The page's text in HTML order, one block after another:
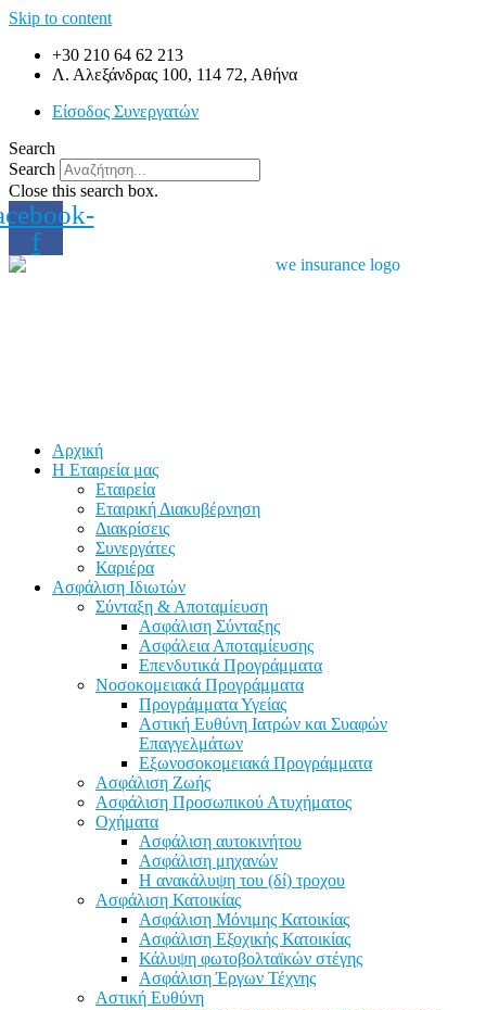
Skip to content
+30 210 64 62 213
Λ. Αλεξάνδρας 100, 114 72, Αθήνα
Είσοδος Συνεργατών
Search
Search
Close this search box.
f
Αρχική
Η Εταιρεία μας
Εταιρεία
Εταιρική Διακυβέρνηση
Διακρίσεις
Συνεργάτες
Καριέρα
Ασφάλιση Ιδιωτών
Σύνταξη & Αποταμίευση
Ασφάλιση Σύνταξης
Ασφάλεια Αποταμίευσης
Επενδυτικά Προγράμματα
Νοσοκομειακά Προγράμματα
Προγράμματα Υγείας
Αστική Ευθύνη Ιατρών και Συαφών
Επαγγελμάτων
Εξωνοσοκομειακά Προγράμματα
Ασφάλιση Ζωής
Ασφάλιση Προσωπικού Ατυχήματος
Οχήματα
Ασφάλιση αυτοκινήτου
Ασφάλιση μηχανών
Η ανακάλυψη του (δί) τροχου
Ασφάλιση Κατοικίας
Ασφάλιση Μόνιμης Κατοικίας
Ασφάλιση Εξοχικής Κατοικίας
Κάλυψη φωτοβολταϊκών στέγης
Ασφάλιση Έργων Τέχνης
Αστική Ευθύνη